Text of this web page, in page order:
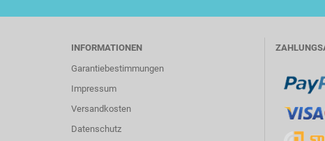
INFORMATIONEN
Garantiebestimmungen
Impressum
Versandkosten
Datenschutz